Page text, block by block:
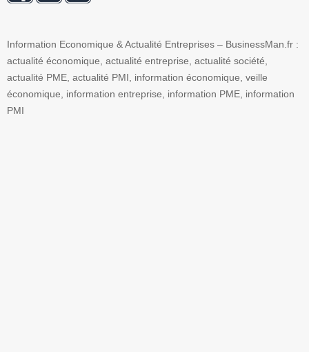
Information Economique & Actualité Entreprises – BusinessMan.fr :
actualité économique, actualité entreprise, actualité société,
actualité PME, actualité PMI, information économique, veille
économique, information entreprise, information PME, information
PMI